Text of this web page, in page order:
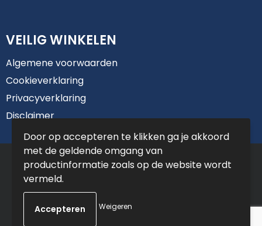
VEILIG WINKELEN
Algemene voorwaarden
Cookieverklaring
Privacyverklaring
Disclaimer
© Copyright De Jong Reclame 2025
Door op accepteren te klikken ga je akkoord
met de geldende omgang van
productinformatie zoals op de website wordt
vermeld.
Weigeren